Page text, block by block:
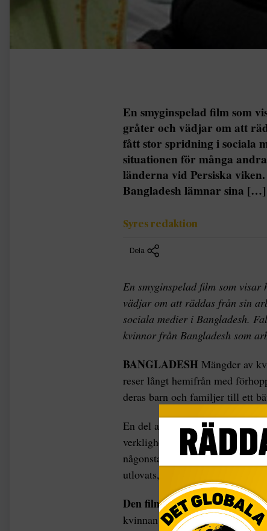
En smyginspelad film som
gråter och vädjar om att
fått stor spridning i sociala
situationen för många
länderna vid Persiska
Bangladesh lämnar sina […]
Syres redaktion
Dela
En smyginspelad film som
vädjar om att räddas från sin
sociala medier i Bangladesh.
kvinnor från Bangladesh som
BANGLADESH Mängder av
reser långt hemifrån med
deras barn och familjer till ett
En del av dem lyckas i sina
verklighet, där de utsätts för
någonstans att vända sig för
utlovats, trots att de ofta får slita
Den film som nyligen fått stor
kvinnan Sumi gömmer sig på